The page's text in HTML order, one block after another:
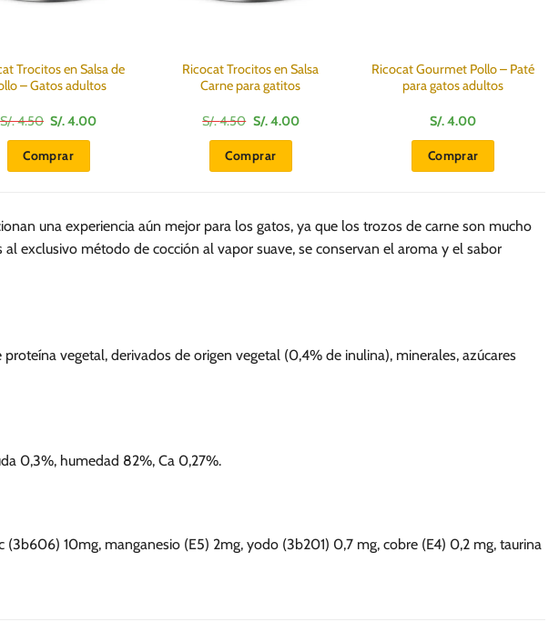
Trocitos en Salsa de
– Gatos adultos
S/.4.50 El
precio
original
era:
S/.
S/.4.00El
Comprar
Ricocat Trocitos en Salsa
Carne para gatitos
S/.4.50 El
precio
original
era:
S/.
S/.4.00El
Comprar
Ricocat Gourmet Pollo – Paté
para gatos adultos
S/.4.00
Comprar
una experiencia aún mejor para los gatos, ya que los trozos de carne son mucho
exclusivo método de cocción al vapor suave, se conservan el aroma y el sabor
vegetal, derivados de origen vegetal (0,4% de inulina), minerales, azúcares
0,3%, humedad 82%, Ca 0,27%.
10mg, manganesio (E5) 2mg, yodo (3b201) 0,7 mg, cobre (E4) 0,2 mg, taurina